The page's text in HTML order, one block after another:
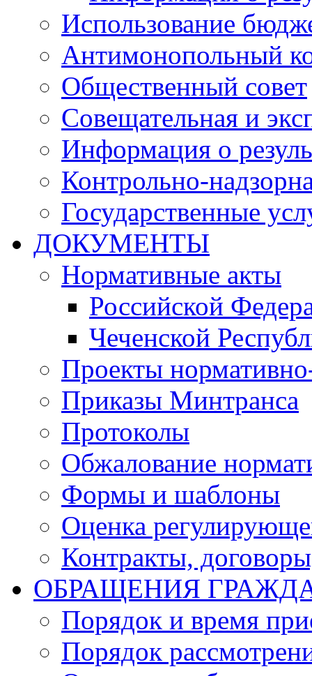
Использование
Антимонопольный
Общественный совет
Совещательная и
Информация о
Контрольно-
Государственные
ДОКУМЕНТЫ
Нормативные акты
Российской
Чеченской
Проекты
Приказы Минтранса
Протоколы
Обжалование
Формы и шаблоны
Оценка
Контракты,
ОБРАЩЕНИЯ
Порядок и время
Порядок